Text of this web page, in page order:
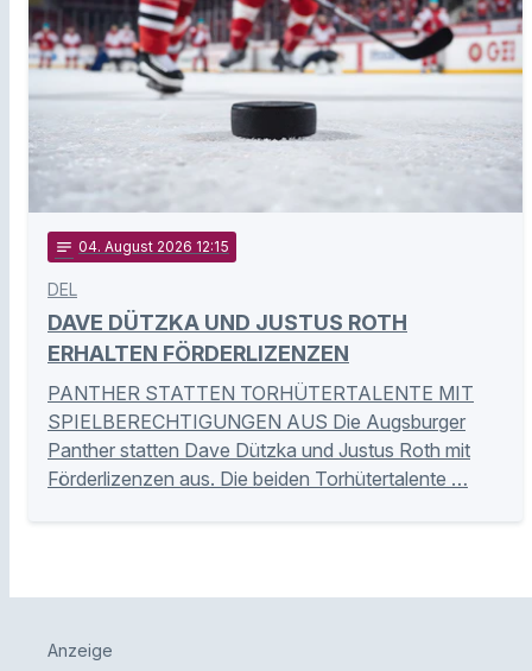
notes 04. August 2026 12:15
DEL
DAVE DÜTZKA UND JUSTUS ROTH
ERHALTEN FÖRDERLIZENZEN
PANTHER STATTEN TORHÜTERTALENTE MIT
SPIELBERECHTIGUNGEN AUS Die Augsburger
Panther statten Dave Dützka und Justus Roth mit
Förderlizenzen aus. Die beiden Torhütertalente …
Anzeige